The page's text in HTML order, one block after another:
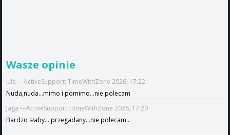
Wasze opinie
Ula ---ActiveSupport::TimeWithZone 2026, 17:22
Nuda,nuda...mimo i pomimo...nie polecam
Jaga ---ActiveSupport::TimeWithZone 2026, 17:20
Bardzo słaby....przegadany...nie polecam...